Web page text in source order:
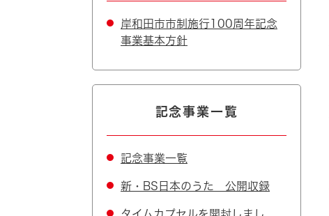
岸和田市市制施行100周年記念
事業基本方針
記念事業一覧
記念事業一覧
新・BS日本のうた 公開収録
タイムカプセルを開封しまし